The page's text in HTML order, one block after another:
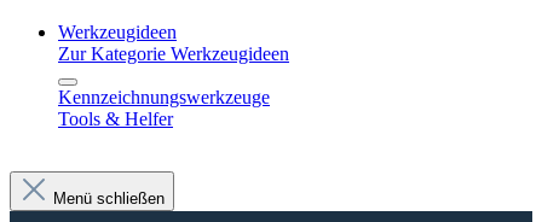
Werkzeugideen
Zur Kategorie Werkzeugideen
Kennzeichnungswerkzeuge
Tools & Helfer
Menü schließen